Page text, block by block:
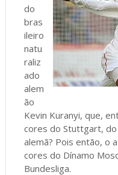
do
bras
ileiro
natu
raliz
ado
alem
ão
Kevin Kuranyi, que,
cores do Stuttgart, do
alemã? Pois então, o
cores do Dínamo
Bundesliga.